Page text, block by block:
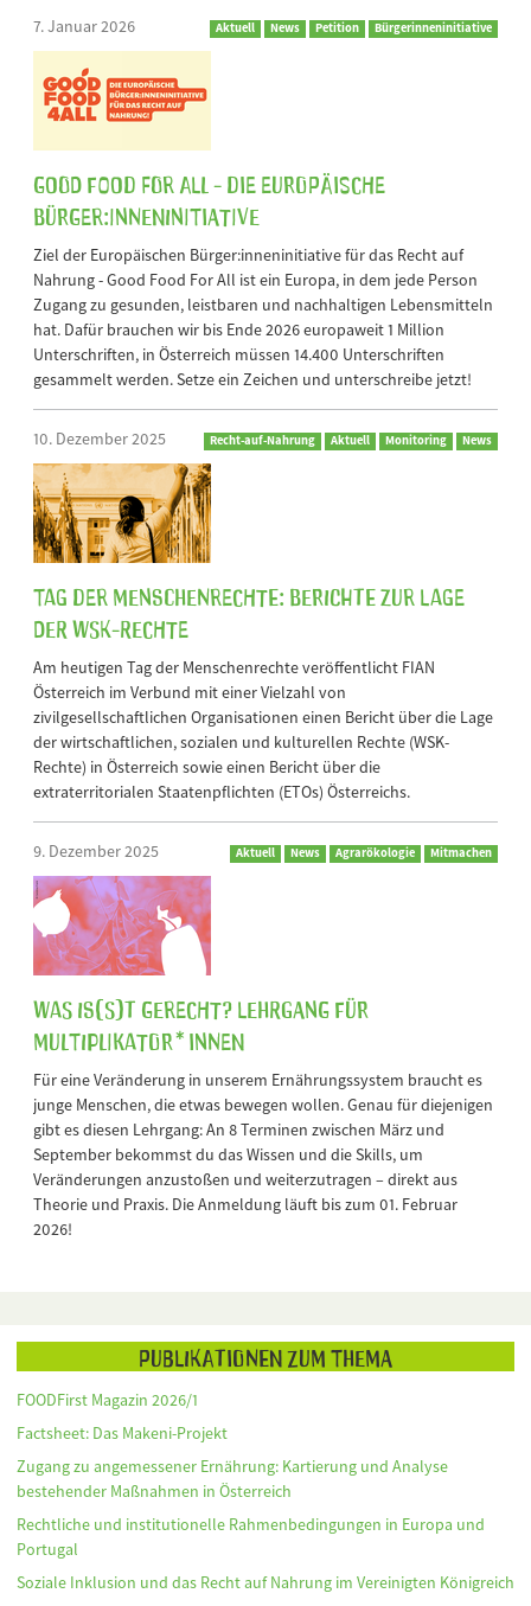
7. Januar 2026 Aktuell News Petition Bürgerinneninitiative
GOOD FOOD FOR ALL - Die Europäische
Bürger:inneninitiative
Ziel der Europäischen Bürger:inneninitiative für das Recht auf
Nahrung - Good Food For All ist ein Europa, in dem jede Person
Zugang zu gesunden, leistbaren und nachhaltigen Lebensmitteln
hat. Dafür brauchen wir bis Ende 2026 europaweit 1 Million
Unterschriften, in Österreich müssen 14.400 Unterschriften
gesammelt werden. Setze ein Zeichen und unterschreibe jetzt!
10. Dezember 2025 Recht-auf-Nahrung Aktuell Monitoring News
Tag der Menschenrechte: Berichte zur Lage
der WSK-Rechte
Am heutigen Tag der Menschenrechte veröffentlicht FIAN
Österreich im Verbund mit einer Vielzahl von
zivilgesellschaftlichen Organisationen einen Bericht über die Lage
der wirtschaftlichen, sozialen und kulturellen Rechte (WSK-
Rechte) in Österreich sowie einen Bericht über die
extraterritorialen Staatenpflichten (ETOs) Österreichs.
9. Dezember 2025 Aktuell News Agrarökologie Mitmachen
Was is(s)t gerecht? Lehrgang für
Multiplikator*innen
Für eine Veränderung in unserem Ernährungssystem braucht es
junge Menschen, die etwas bewegen wollen. Genau für diejenigen
gibt es diesen Lehrgang: An 8 Terminen zwischen März und
September bekommst du das Wissen und die Skills, um
Veränderungen anzustoßen und weiterzutragen – direkt aus
Theorie und Praxis. Die Anmeldung läuft bis zum 01. Februar
2026!
Publikationen zum Thema
FOODFirst Magazin 2026/1
Factsheet: Das Makeni-Projekt
Zugang zu angemessener Ernährung: Kartierung und Analyse
bestehender Maßnahmen in Österreich
Rechtliche und institutionelle Rahmenbedingungen in Europa und
Portugal
Soziale Inklusion und das Recht auf Nahrung im Vereinigten Königreich